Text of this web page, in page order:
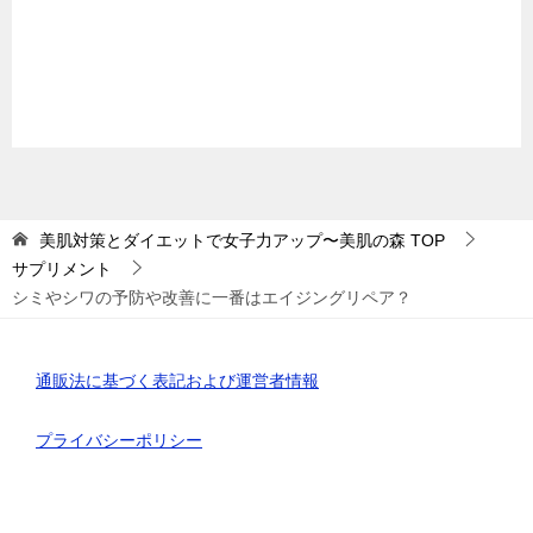
美肌対策とダイエットで女子力アップ〜美肌の森 TOP
サプリメント
シミやシワの予防や改善に一番はエイジングリペア？
通販法に基づく表記および運営者情報
プライバシーポリシー